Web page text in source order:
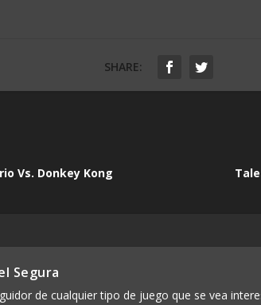
SHARE:
Vs. Donkey Kong
Segura
de cualquier tipo de juego que se vea